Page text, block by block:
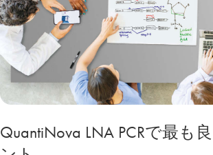
QuantiNova LNA PCRで最も